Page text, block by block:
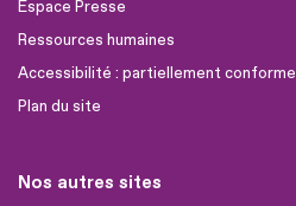
Espace Presse
Ressources humaines
Accessibilité : partiellement conforme
Plan du site
Nos autres sites